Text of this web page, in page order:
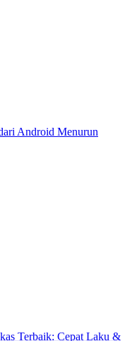
Android Menurun
Terbaik: Cepat Laku &